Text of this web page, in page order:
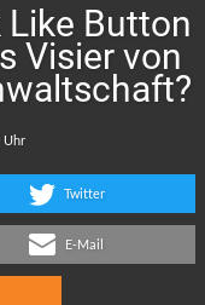
Button
Visier von
Twitter
E-Mail